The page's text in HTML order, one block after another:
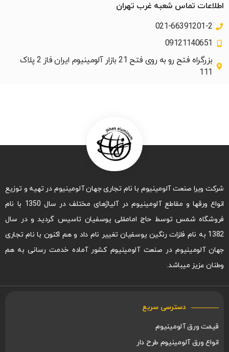
اطلاعات تماس شعبه غرب تهران
021-66391201-2
09121140651
بزرگراه فتح رو به روی فتح 21 بازار آلومینیوم ایران فاز 2 پلاک
111
شرکت ویرا صنعت آلومینیوم با نام تجاری جهان آلومینیوم در تهیه و توزیع
انواع ورقها و مقاطع آلومینیوم در آلیاژهای مختلف در سال 1350 با نام
فروشگاه شمس توسط حاج امامقلی یوسفیان تاسیس گردید و در سال
1382 به نام فلزات رنگین یوسفیان تغییر نام داد و هم اکنون با نام تجاری
جهان آلومینیوم در صنعت آلومینیوم کشور آماده خدمت رسانی به هم
وطنان عزیز میباشد.
دسترسی سریع
قیمت ورق آلومینیوم
انواع ورق آلومینیوم طرح دار